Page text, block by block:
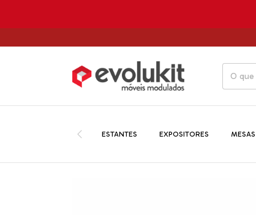
ESTANTES EXPOSITORES MESAS